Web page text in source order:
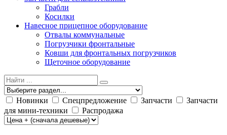
Грабли
Косилки
Навесное прицепное оборудование
Отвалы коммунальные
Погрузчики фронтальные
Ковши для фронтальных погрузчиков
Щеточное оборудование
Новинки Спецпредложение Запчасти
Запчасти
для мини-техники
Распродажа